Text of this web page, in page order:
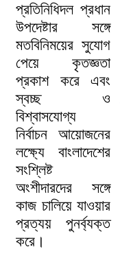
প্রতিনিধিদল প্রধান
উপদেষ্টার সঙ্গে
মতবিনিময়ের সুযোগ
পেয়ে কৃতজ্ঞতা
প্রকাশ করে এবং
স্বচ্ছ ও
বিশ্বাসযোগ্য
নির্বাচন আয়োজনের
লক্ষ্যে বাংলাদেশের
সংশ্লিষ্ট
অংশীদারদের সঙ্গে
কাজ চালিয়ে যাওয়ার
প্রত্যয় পুনর্ব্যক্ত
করে।